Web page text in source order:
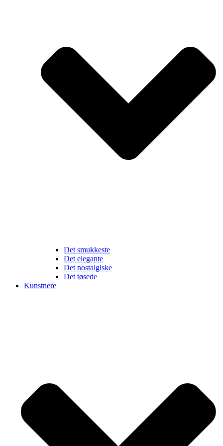
Det smukkeste
Det elegante
Det nostalgiske
Det tøsede
Kunstnere